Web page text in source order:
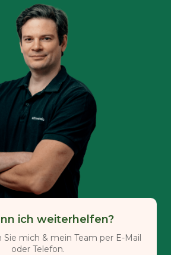
ich weiterhelfen?
Sie mich & mein Team per E-Mail
oder Telefon.